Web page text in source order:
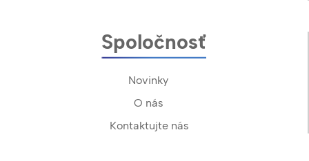
Spoločnosť
Novinky
O nás
Kontaktujte nás